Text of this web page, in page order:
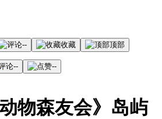
-- 收藏 顶部
-- --
物森友会》岛屿